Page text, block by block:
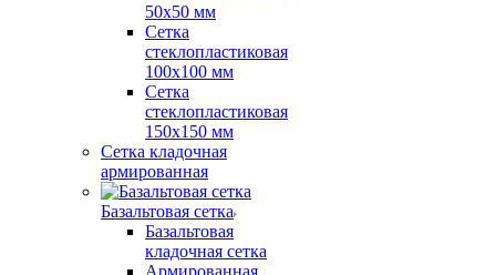
50x50 мм
Сетка
стеклопластиковая
100x100 мм
Сетка
стеклопластиковая
150x150 мм
Сетка кладочная
армированная
Базальтовая сетка
Базальтовая
кладочная сетка
Армированная